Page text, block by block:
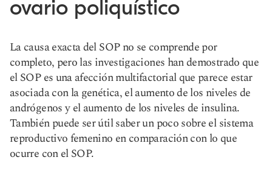
ovario poliquístico
La causa exacta del SOP no se comprende por
completo, pero las investigaciones han demostrado que
el SOP es una afección multifactorial que parece estar
asociada con la genética, el aumento de los niveles de
andrógenos y el aumento de los niveles de insulina.
También puede ser útil saber un poco sobre el sistema
reproductivo femenino en comparación con lo que
ocurre con el SOP.